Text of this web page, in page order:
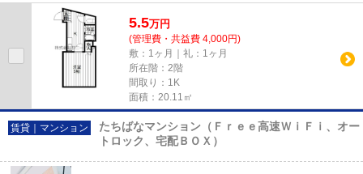
８－４５２８ MAIL：sales@s...
5.5万円
(管理費・共益費 4,000円)
敷：1ヶ月｜礼：1ヶ月
所在階：2階
間取り：1K
面積：20.11㎡
賃貸｜マンション
たちばなマンション（Ｆｒｅｅ高速ＷｉＦｉ、オー
トロック、宅配ＢＯＸ）